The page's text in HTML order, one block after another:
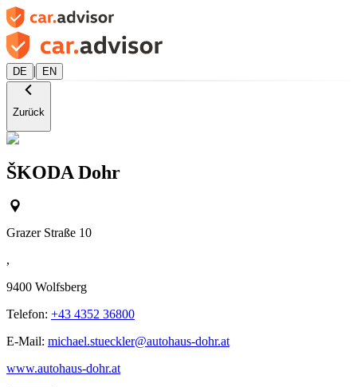
DE | EN
Zurück
ŠKODA Dohr
Grazer Straße 10
,
9400 Wolfsberg
Telefon: +43 4352 36800
E-Mail: michael.stueckler@autohaus-dohr.at
www.autohaus-dohr.at